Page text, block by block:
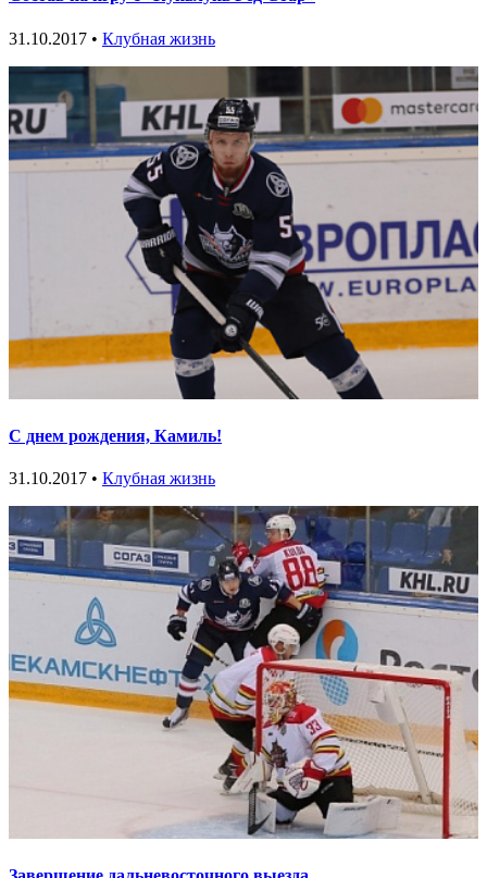
31.10.2017 • Клубная жизнь
С днем рождения, Камиль!
31.10.2017 • Клубная жизнь